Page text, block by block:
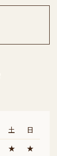
土
日
★
★